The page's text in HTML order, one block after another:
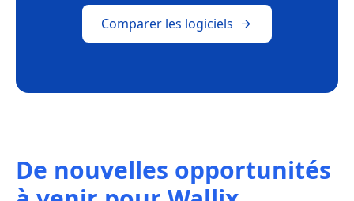
Comparer les logiciels
De nouvelles opportunités